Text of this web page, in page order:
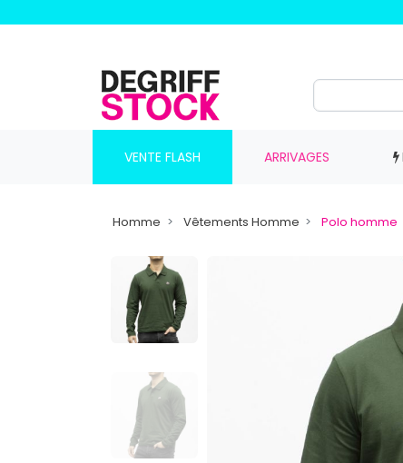
VENTE FLASH ARRIVAGES
Homme Vêtements Homme Polo homme